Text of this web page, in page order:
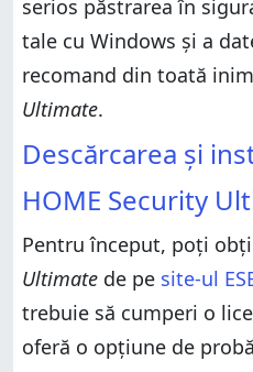
serios păstrarea în
tale cu Windows și a
recomand din toată
Ultimate.
Descărcarea și
HOME Security
Pentru început, poți
Ultimate de pe site-ul
trebuie să cumperi o
oferă o opțiune de